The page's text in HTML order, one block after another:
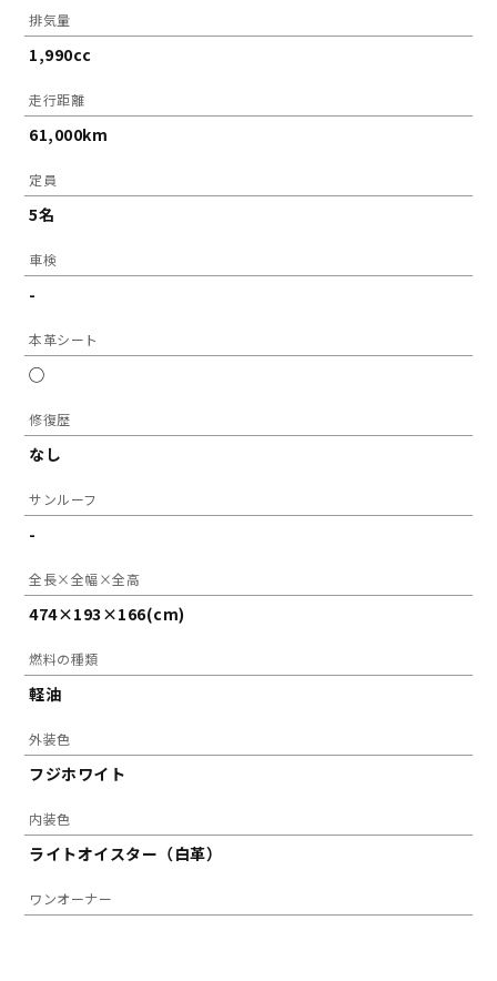
排気量
1,990cc
走行距離
61,000km
定員
5名
車検
-
本革シート
◯
修復歴
なし
サンルーフ
-
全長×全幅×全高
474×193×166(cm)
燃料の種類
軽油
外装色
フジホワイト
内装色
ライトオイスター（白革）
ワンオーナー